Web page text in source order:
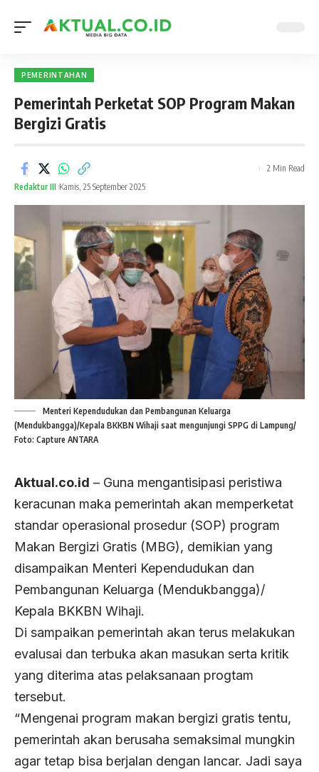
PEMERINTAHAN
Pemerintah Perketat SOP Program Makan
Bergizi Gratis
Redaktur III Kamis, 25 September 2025
2 Min Read
Menteri Kependudukan dan Pembangunan Keluarga
(Mendukbangga)/Kepala BKKBN Wihaji saat mengunjungi SPPG di Lampung/
Foto: Capture ANTARA
Aktual.co.id – Guna mengantisipasi peristiwa
keracunan maka pemerintah akan memperketat
standar operasional prosedur (SOP) program
Makan Bergizi Gratis (MBG), demikian yang
disampaikan Menteri Kependudukan dan
Pembangunan Keluarga (Mendukbangga)/
Kepala BKKBN Wihaji.
Di sampaikan pemerintah akan terus melakukan
evalusai dan terbuka akan masukan serta kritik
yang diterima atas pelaksanaan progtam
tersebut.
“Mengenai program makan bergizi gratis tentu,
pemerintah akan berusaha semaksimal mungkin
agar tetap bisa berjalan dengan lancar. Jadi saya